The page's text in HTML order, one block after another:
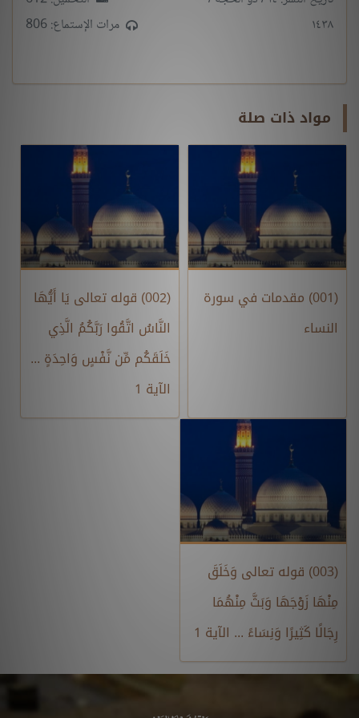
١٤٣٨
مرات الإستماع: 806
مواد ذات صلة
(001) مقدمات في سورة
النساء
(002) قوله تعالى يَا أَيُّهَا
النَّاسُ اتَّقُوا رَبَّكُمُ الَّذِي
خَلَقَكُم مِّن نَّفْسٍ وَاحِدَةٍ ...
الآية 1
(003) قوله تعالى وَخَلَقَ
مِنْهَا زَوْجَهَا وَبَثَّ مِنْهُمَا
رِجَالًا كَثِيرًا وَنِسَاءً ... الآية 1